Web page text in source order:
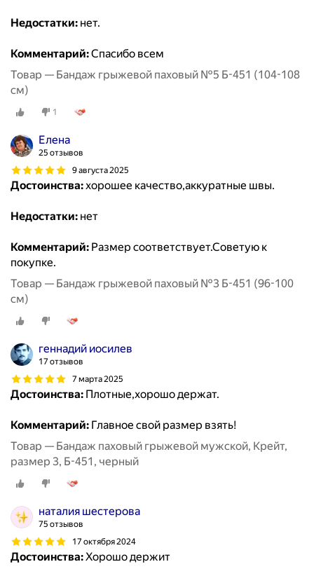
Недостатки: нет.
Комментарий:Спасибо всем
Товар — Бандаж грыжевой паховый №5 Б-451 (104-108
см)
1
Елена
25 отзывов
9 августа 2025
Достоинства:хорошее качество,аккуратные швы.
Недостатки: нет
Комментарий: Размер соответствует.Советую к
покупке.
Товар — Бандаж грыжевой паховый №3 Б-451 (96-100
см)
геннадий иосилев
17 отзывов
7 марта 2025
Достоинства: Плотные,хорошо держат.
Комментарий: Главное свой размер взять!
Товар — Бандаж паховый грыжевой мужской, Крейт,
размер 3, Б-451, черный
наталия шестерова
75 отзывов
17 октября 2024
Достоинства:Хорошо держит